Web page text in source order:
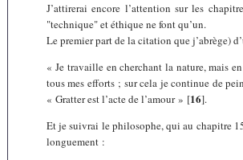
J’attirerai encore l’attention sur les
"technique" et éthique ne font qu’un.
Le premier part de la citation que j’abrège)
« Je travaille en cherchant la nature, mais
tous mes efforts ; sur cela je continue de
« Gratter est l’acte de l’amour » [16].
Et je suivrai le philosophe, qui au chapitre
longuement :